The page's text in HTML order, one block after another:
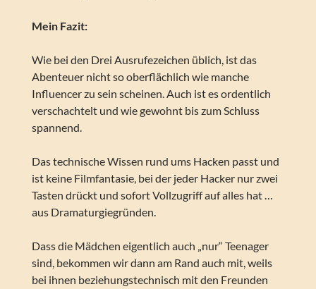
Mein Fazit:
Wie bei den Drei Ausrufezeichen üblich, ist das
Abenteuer nicht so oberflächlich wie manche
Influencer zu sein scheinen. Auch ist es ordentlich
verschachtelt und wie gewohnt bis zum Schluss
spannend.
Das technische Wissen rund ums Hacken passt und
ist keine Filmfantasie, bei der jeder Hacker nur zwei
Tasten drückt und sofort Vollzugriff auf alles hat …
aus Dramaturgiegründen.
Dass die Mädchen eigentlich auch „nur“ Teenager
sind, bekommen wir dann am Rand auch mit, weils
bei ihnen beziehungstechnisch mit den Freunden